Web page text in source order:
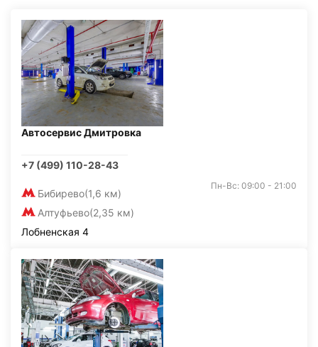
Автосервис Дмитровка
+7 (499) 110-28-43
Бибирево(1,6 км)
Алтуфьево(2,35 км)
Пн-Вс: 09:00 - 21:00
Лобненская 4